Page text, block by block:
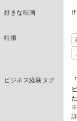
好きな映画 If
特徴
ビジネス経験タグ
※